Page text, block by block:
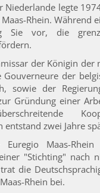
Niederlande legte
Rhein. Während
Sie vor, die
der Königin der
der
sowie der
Gründung einer
zwei Jahre
Maas-Rhein
"Stichting" nach
die
Rhein bei.